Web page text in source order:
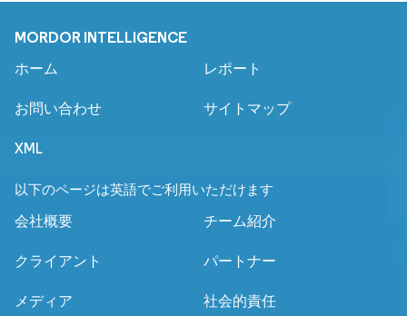
MORDOR INTELLIGENCE
ホーム レポート
お問い合わせ サイトマップ
XML
以下のページは英語でご利用いただけます
会社概要 チーム紹介
クライアント パートナー
メディア 社会的責任